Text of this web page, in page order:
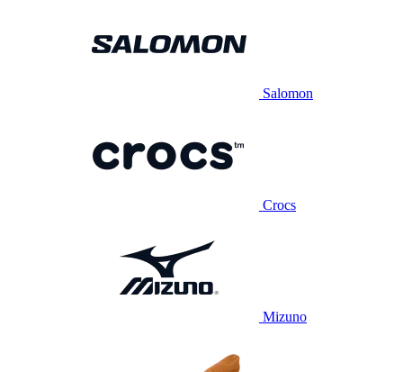
Salomon
Crocs
Mizuno